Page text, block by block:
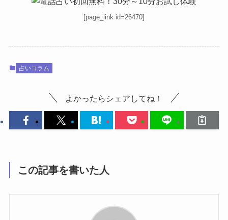
[page_link id=26470]
占いコラム
よかったらシェアしてね！
この記事を書いた人